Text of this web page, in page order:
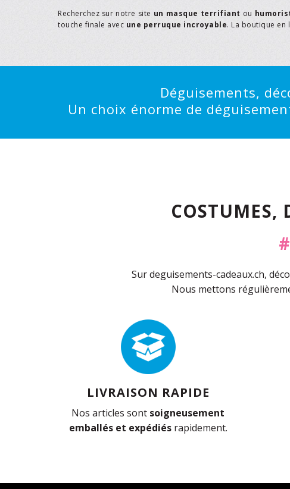
Recherchez sur notre site un masque terrifiant ou
touche finale avec une perruque incroyable. La boutique en
Déguisements,
Un choix énorme de
COSTUMES,
#
Sur deguisements-cadeaux.ch,
Nous mettons
LIVRAISON RAPIDE
Nos articles sont soigneusement
emballés et expédiésrapidement.